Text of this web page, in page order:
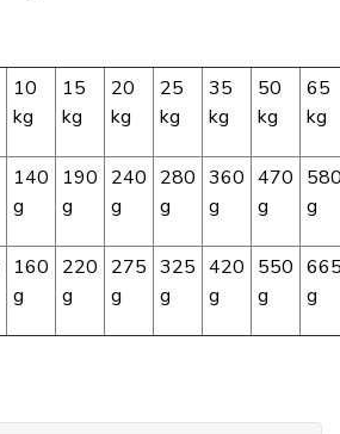
10
kg
15
kg
20
kg
25
kg
35
kg
50
kg
65
kg
140
g
190
g
240
g
280
g
360
g
470
g
g
160
g
220
g
275
g
325
g
420
g
550
g
g